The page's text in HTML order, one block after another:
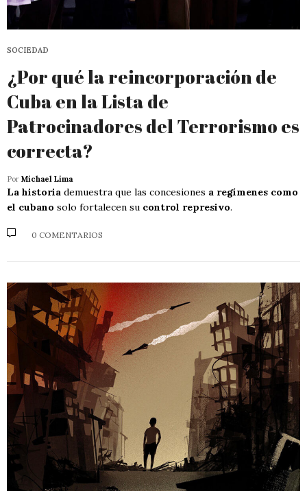
SOCIEDAD
¿Por qué la reincorporación de
Cuba en la Lista de
Patrocinadores del Terrorismo es
correcta?
Por Michael Lima
La historia demuestra que las concesiones a regímenes como
el cubano solo fortalecen su control represivo.
0 COMENTARIOS